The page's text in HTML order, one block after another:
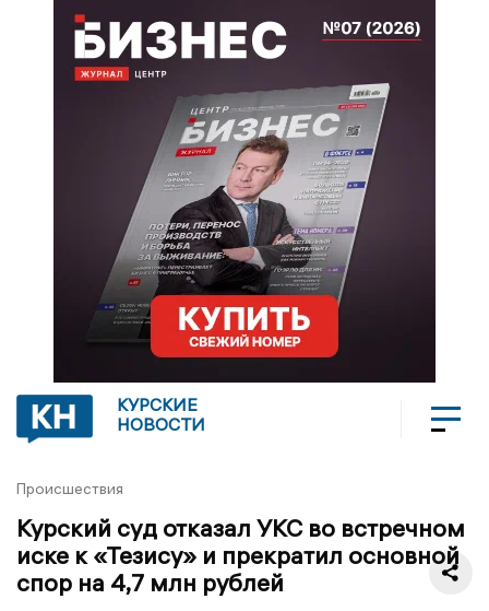
КУРСКИЕ
НОВОСТИ
Происшествия
Курский суд отказал УКС во встречном
иске к «Тезису» и прекратил основной
спор на 4,7 млн рублей